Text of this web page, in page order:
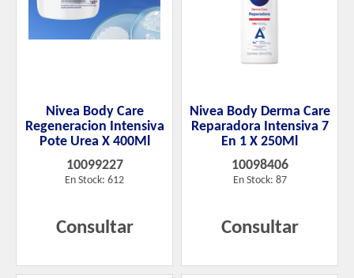
Nivea Body Care
Regeneracion Intensiva
Pote Urea X 400Ml
10099227
En Stock: 612
Consultar
Nivea Body Derma Care
Reparadora Intensiva 7
En 1 X 250Ml
10098406
En Stock: 87
Consultar